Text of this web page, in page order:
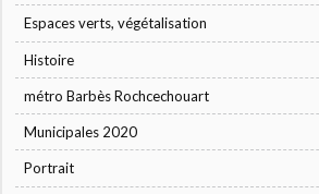
Espaces verts, végétalisation
Histoire
métro Barbès Rochcechouart
Municipales 2020
Portrait